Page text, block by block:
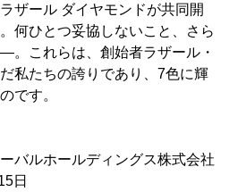
ザール ダイヤモンドが共同開
何ひとつ妥協しないこと、さら
これらは、創始者ラザール・
私たちの誇りであり、7色に輝
です。
ルホールディングス株式会社
日